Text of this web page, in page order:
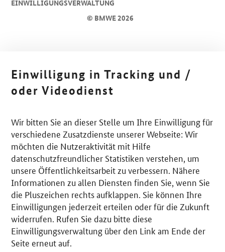
© BMWE 2026
EINWILLIGUNGSVERWALTUNG
Einwilligung in Tracking und /
oder Videodienst
Wir bitten Sie an dieser Stelle um Ihre Einwilligung für
verschiedene Zusatzdienste unserer Webseite: Wir
möchten die Nutzeraktivität mit Hilfe
datenschutzfreundlicher Statistiken verstehen, um
unsere Öffentlichkeitsarbeit zu verbessern. Nähere
Informationen zu allen Diensten finden Sie, wenn Sie
die Pluszeichen rechts aufklappen. Sie können Ihre
Einwilligungen jederzeit erteilen oder für die Zukunft
widerrufen. Rufen Sie dazu bitte diese
Einwilligungsverwaltung über den Link am Ende der
Seite erneut auf.